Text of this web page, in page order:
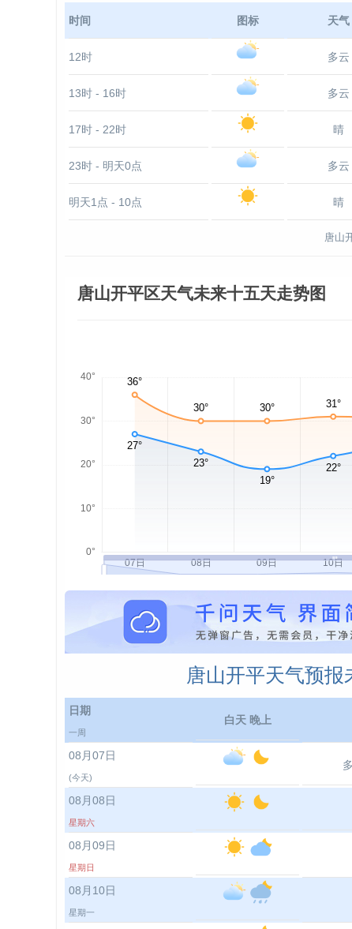
时间 图标 天气
12时 多云
13时 - 16时 多云
17时 - 22时 晴
23时 - 明天0点 多云
明天1点 - 10点 晴
唐山
唐山开平区天气未来十五天走势图
唐山开平天气预报
日期
一周
白天 晚上
08月07日
(今天)
08月08日
星期六
08月09日
星期日
08月10日
星期一